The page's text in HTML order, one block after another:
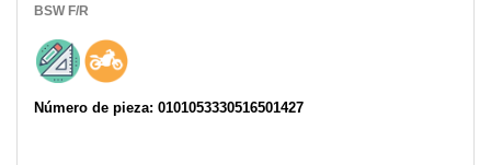
BSW F/R
Número de pieza: 0101053330516501427